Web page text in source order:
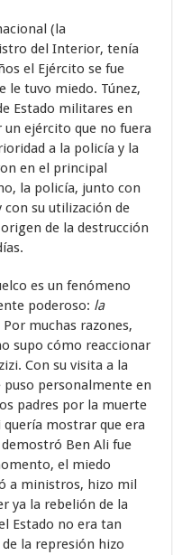
(la
del Interior, tenía
el Ejército se fue
le tuvo miedo. Túnez,
Estado militares en
ejército que no fuera
a la policía y la
en el principal
la policía, junto con
con su utilización de
de la destrucción
es un fenómeno
poderoso: la
Por muchas razones,
supo cómo reaccionar
Con su visita a la
personalmente en
padres por la muerte
mostrar que era
Ben Ali fue
el miedo
a ministros, hizo mil
ya la rebelión de la
Estado no era tan
la represión hizo